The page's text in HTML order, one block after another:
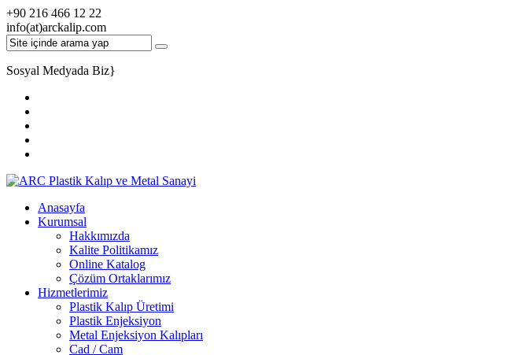
+90 216 466 12 22
info(at)arckalip.com
Sosyal Medyada Biz}
Anasayfa
Kurumsal
Hakkımızda
Kalite Politikamız
Online Katalog
Çözüm Ortaklarımız
Hizmetlerimiz
Plastik Kalıp Üretimi
Plastik Enjeksiyon
Metal Enjeksiyon Kalıpları
Cad / Cam